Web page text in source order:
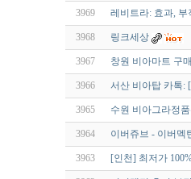
3969 레비트라: 효과,
3968 링크세상
3967 창원 비아마트 구
3966 서산 비아탑 카톡:
3965 수원 비아그라정
3964 이버쥬브 - 이버멕
3963 [인천] 최저가